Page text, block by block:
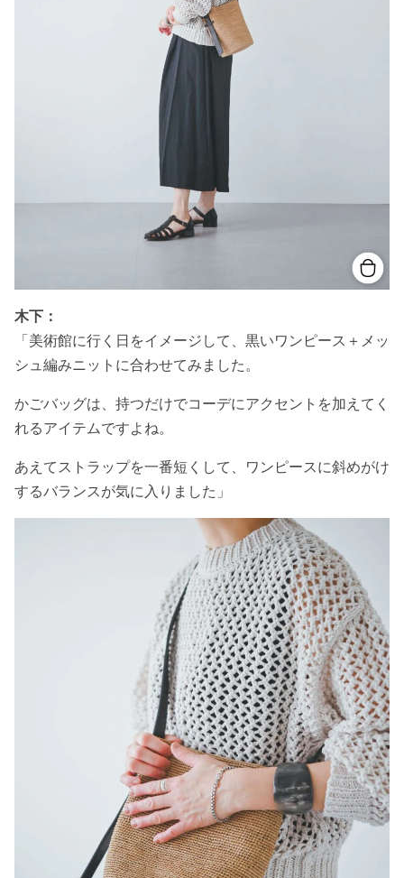
木下：
「美術館に行く日をイメージして、黒いワンピース＋メッ
シュ編みニットに合わせてみました。
かごバッグは、持つだけでコーデにアクセントを加えてく
れるアイテムですよね。
あえてストラップを一番短くして、ワンピースに斜めがけ
するバランスが気に入りました」